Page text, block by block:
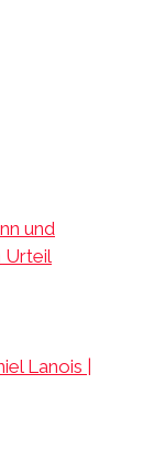
und
Urteil
Lanois |